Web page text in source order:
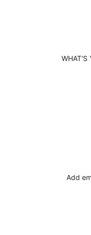
WHAT'S
Add